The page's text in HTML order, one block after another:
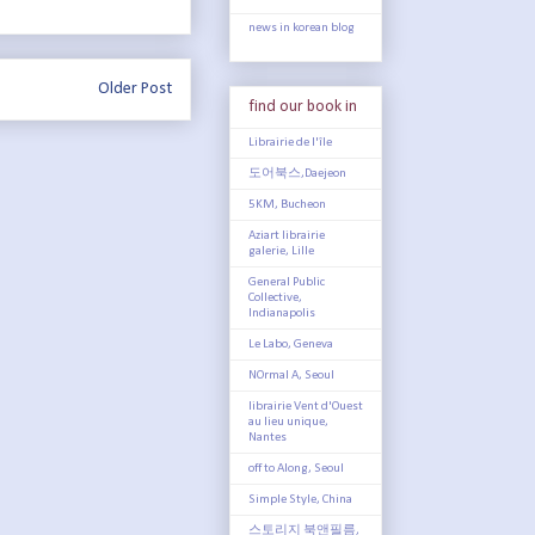
Older Post
news in korean blog
find our book in
Librairie de l'île
도어북스,Daejeon
5KM, Bucheon
Aziart librairie
galerie, Lille
General Public
Collective,
Indianapolis
Le Labo, Geneva
NOrmal A, Seoul
librairie Vent d'Ouest
au lieu unique,
Nantes
off to Along, Seoul
Simple Style, China
스토리지 북앤필름,